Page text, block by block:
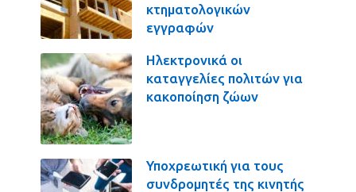
κτηματολογικών
εγγραφών
Ηλεκτρονικά οι
καταγγελίες πολιτών για
κακοποίηση ζώων
Υποχρεωτική για τους
συνδρομητές της κινητής